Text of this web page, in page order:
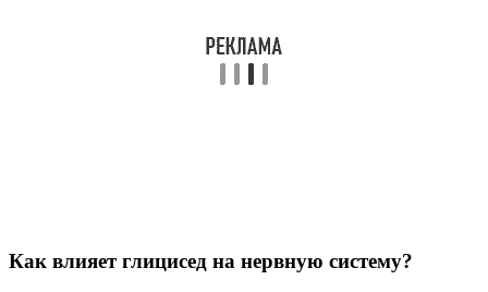
Как влияет глицисед на нервную систему?